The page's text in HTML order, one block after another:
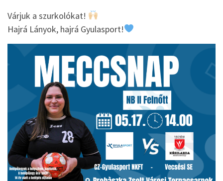
Várjuk a szurkolókat!
Hajrá Lányok, hajrá Gyulasport!